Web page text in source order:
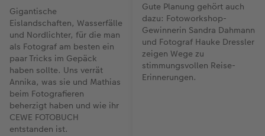
Gigantische
Eislandschaften, Wasserfälle
und Nordlichter, für die man
als Fotograf am besten ein
paar Tricks im Gepäck
haben sollte. Uns verrät
Annika, was sie und Mathias
beim Fotografieren
beherzigt haben und wie ihr
CEWE FOTOBUCH
entstanden ist.
Gute Planung gehört auch
dazu: Fotoworkshop-
Gewinnerin Sandra Dahmann
und Fotograf Hauke Dressler
zeigen Wege zu
stimmungsvollen Reise-
Erinnerungen.